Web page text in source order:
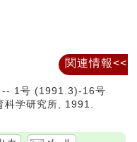
-- 1号 (1991.3)-16号
学研究所, 1991.
関連情報<<